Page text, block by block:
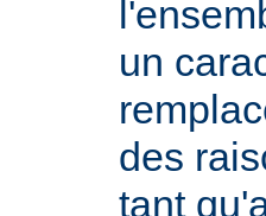
un
des
tant